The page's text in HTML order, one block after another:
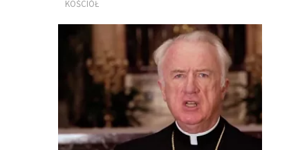
"Niestety, to możliwe"
KOŚCIÓŁ